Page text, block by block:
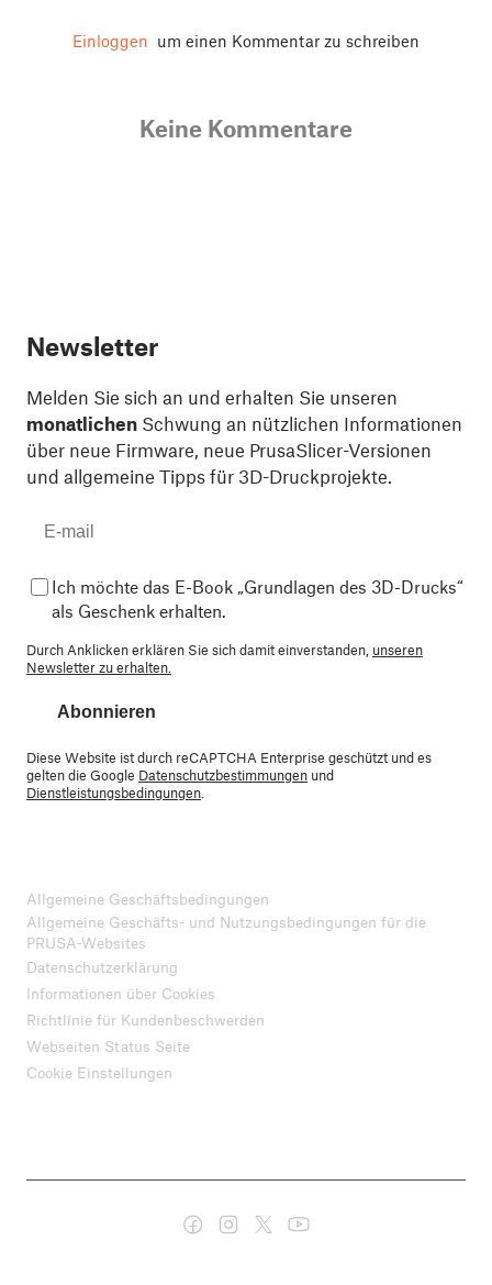
Einloggen um einen Kommentar zu schreiben
Keine Kommentare
Newsletter
Melden Sie sich an und erhalten Sie unseren
monatlichen Schwung an nützlichen Informationen
über neue Firmware, neue PrusaSlicer-Versionen
und allgemeine Tipps für 3D-Druckprojekte.
Ich möchte das E-Book „Grundlagen des 3D-Drucks“
als Geschenk erhalten.
Durch Anklicken erklären Sie sich damit einverstanden, unseren
Newsletter zu erhalten.
Abonnieren
Diese Website ist durch reCAPTCHA Enterprise geschützt und es
gelten die Google Datenschutzbestimmungen und
Dienstleistungsbedingungen
Allgemeine Geschäftsbedingungen
Allgemeine Geschäfts- und Nutzungsbedingungen für die
PRUSA-Websites
Datenschutzerklärung
Informationen über Cookies
Richtlinie für Kundenbeschwerden
Webseiten Status Seite
Cookie Einstellungen